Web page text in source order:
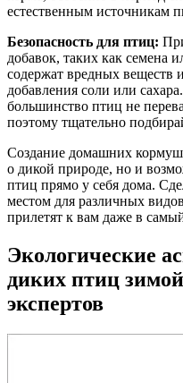
естественным источникам
Безопасность для птиц:
добавок, таких как семена
содержат вредных веществ
добавления соли или
большинство птиц не
поэтому тщательно
Создание домашних
о дикой природе, но и
птиц прямо у себя дома.
местом для различных
прилетят к вам даже в
Экологические
диких птиц
экспертов